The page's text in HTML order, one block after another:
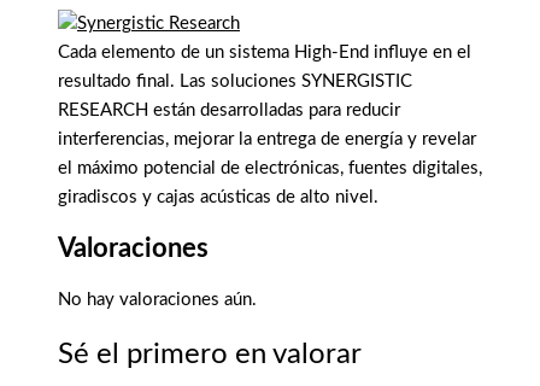
Cada elemento de un sistema High-End influye en el
resultado final. Las soluciones SYNERGISTIC
RESEARCH están desarrolladas para reducir
interferencias, mejorar la entrega de energía y revelar
el máximo potencial de electrónicas, fuentes digitales,
giradiscos y cajas acústicas de alto nivel.
Valoraciones
No hay valoraciones aún.
Sé el primero en valorar